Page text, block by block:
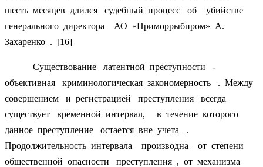
шесть месяцев длился судебный процесс об убийстве
генерального директора АО «Приморрыбпром» А.
Захаренко . [16]
Существование латентной преступности -
объективная криминологическая закономерность . Между
совершением и регистрацией преступления всегда
существует временной интервал, в течение которого
данное преступление остается вне учета .
Продолжительность интервала производна от степени
общественной опасности преступления , от механизма